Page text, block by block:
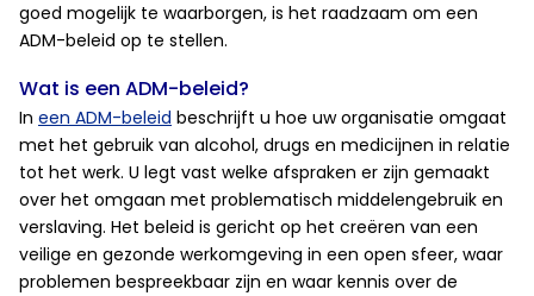
goed mogelijk te waarborgen, is het raadzaam om een
ADM-beleid op te stellen.
Wat is een ADM-beleid?
In een ADM-beleid beschrijft u hoe uw organisatie omgaat
met het gebruik van alcohol, drugs en medicijnen in relatie
tot het werk. U legt vast welke afspraken er zijn gemaakt
over het omgaan met problematisch middelengebruik en
verslaving. Het beleid is gericht op het creëren van een
veilige en gezonde werkomgeving in een open sfeer, waar
problemen bespreekbaar zijn en waar kennis over de